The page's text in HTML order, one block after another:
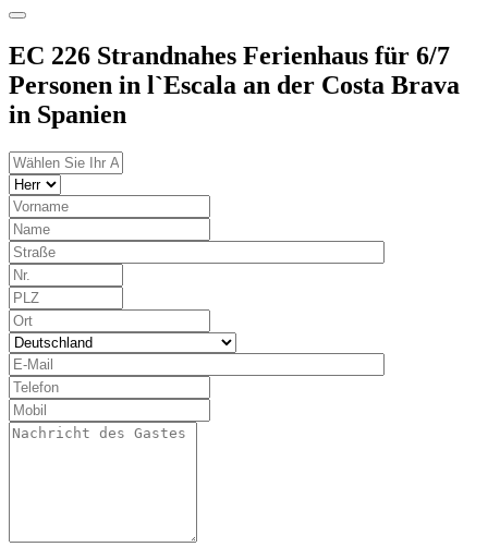
EC 226 Strandnahes Ferienhaus für 6/7
Personen in l`Escala an der Costa Brava
in Spanien